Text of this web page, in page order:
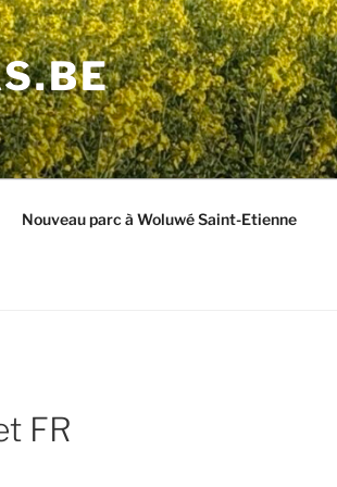
Nouveau parc à Woluwé Saint-Etienne
FR